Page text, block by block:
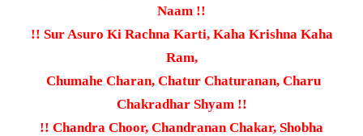
Naam !!
!! Sur Asuro Ki Rachna Karti, Kaha Krishna Kaha
Ram,
Chumahe Charan, Chatur Chaturanan, Charu
Chakradhar Shyam !!
!! Chandra Choor, Chandranan Chakar, Shobha